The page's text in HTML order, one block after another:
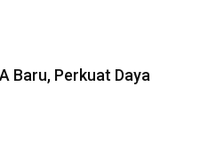
Baru, Perkuat Daya